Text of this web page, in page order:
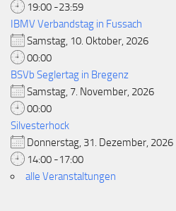
19:00 -23:59
IBMV Verbandstag in Fussach
Samstag, 10. Oktober, 2026
00:00
BSVb Seglertag in Bregenz
Samstag, 7. November, 2026
00:00
Silvesterhock
Donnerstag, 31. Dezember, 2026
14:00 -17:00
alle Veranstaltungen